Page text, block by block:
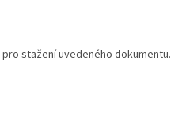
stažení uvedeného dokumentu.